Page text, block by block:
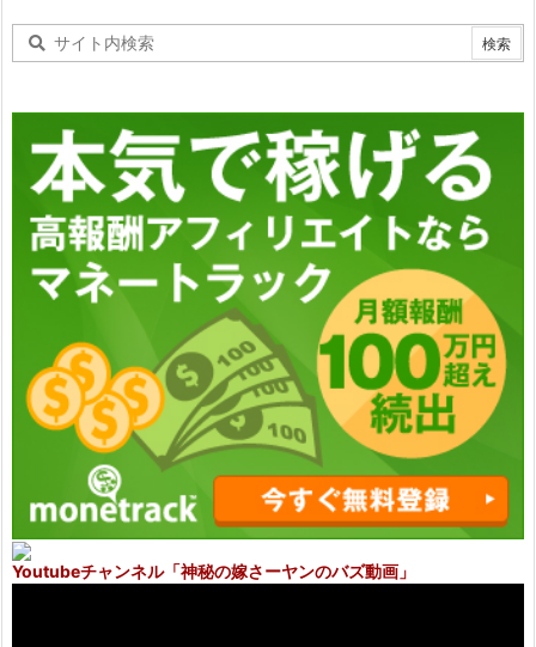
Youtubeチャンネル「神秘の嫁さーヤンのバズ動画」